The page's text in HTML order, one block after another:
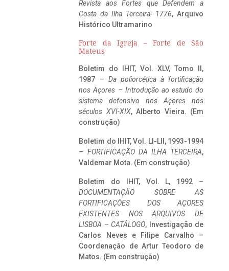
Revista aos Fortes que Defendem a
Costa da Ilha Terceira- 1776, Arquivo
Histórico Ultramarino
Forte da Igreja – Forte de São
Mateus
Boletim do IHIT, Vol. XLV, Tomo II,
1987 – Da poliorcética à fortificação
nos Açores – Introdução ao estudo do
sistema defensivo nos Açores nos
séculos XVI-XIX, Alberto Vieira. (Em
construção)
Boletim do IHIT, Vol. LI-LII, 1993-1994
– FORTIFICAÇÃO DA ILHA TERCEIRA,
Valdemar Mota. (Em construção)
Boletim do IHIT, Vol. L, 1992 –
DOCUMENTAÇÃO SOBRE AS
FORTIFICAÇÕES DOS AÇORES
EXISTENTES NOS ARQUIVOS DE
LISBOA – CATÁLOGO, Investigação de
Carlos Neves e Filipe Carvalho –
Coordenação de Artur Teodoro de
Matos. (Em construção)